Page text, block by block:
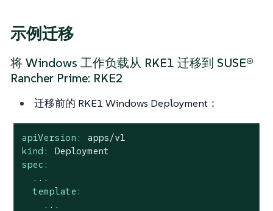
示例迁移
将 Windows 工作负载从 RKE1 迁移到 SUSE®
Rancher Prime: RKE2
迁移前的 RKE1 Windows Deployment：
apiVersion:
apps/v1
kind:
Deployment
spec:
...
template:
...